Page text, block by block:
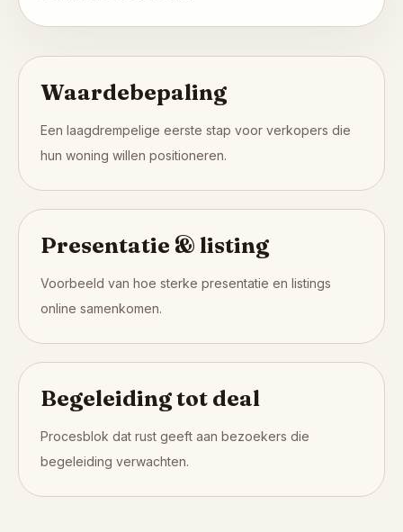
Waardebepaling
Een laagdrempelige eerste stap voor verkopers die
hun woning willen positioneren.
Presentatie & listing
Voorbeeld van hoe sterke presentatie en listings
online samenkomen.
Begeleiding tot deal
Procesblok dat rust geeft aan bezoekers die
begeleiding verwachten.